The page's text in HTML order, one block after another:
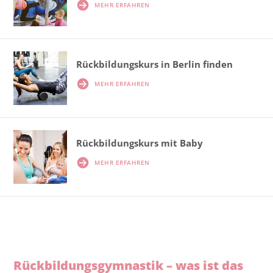
MEHR ERFAHREN
Rückbildungskurs in Berlin finden
MEHR ERFAHREN
Rückbildungskurs mit Baby
MEHR ERFAHREN
Rückbildungs­gymnastik – was ist das